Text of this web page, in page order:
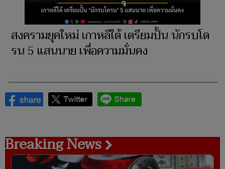
สงครามยุคใหม่ เกาหลีใต้ เตรียมปั้น นักรบโด
รน 5 แสนนาย เพื่อความมั่นคง
Breaking News